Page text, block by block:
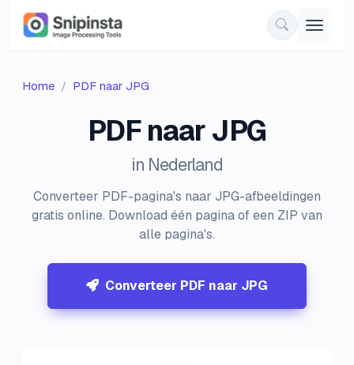
Home PDF naar JPG
PDF naar JPG
in Nederland
Converteer PDF-pagina's naar JPG-afbeeldingen
gratis online. Download één pagina of een ZIP van
alle pagina's.
Converteer PDF naar JPG